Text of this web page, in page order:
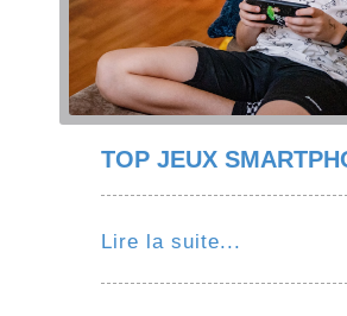
TOP JEUX
Lire la suite...